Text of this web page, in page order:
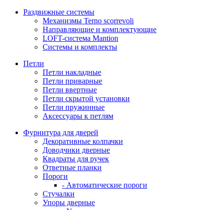
Раздвижные системы
Механизмы Terno scorrevoli
Направляющие и комплектующие
LOFT-cистема Mantion
Системы и комплекты
Петли
Петли накладные
Петли приварные
Петли ввертные
Петли скрытой установки
Петли пружинные
Аксессуары к петлям
Фурнитура для дверей
Декоративные колпачки
Доводчики дверные
Квадраты для ручек
Ответные планки
Пороги
- Автоматические пороги
Стучалки
Упоры дверные